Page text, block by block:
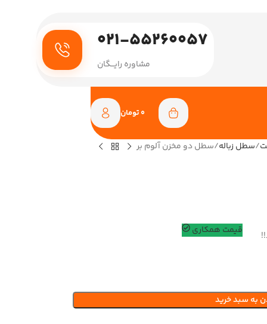
021-55260057
مشاوره رایـــگان
0 تومان
سطل زباله سطل دو مخزن آلوم بر
قیمت همکاری
به سبد خرید